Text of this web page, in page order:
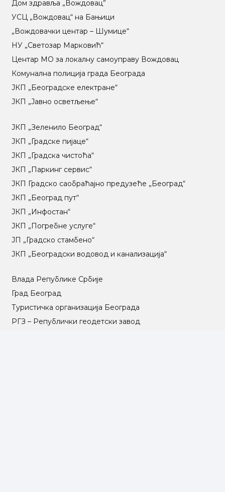
Дом здравља „Вождовац”
УСЦ „Вождовац“ на Бањици
„Вождовачки центар – Шумице“
НУ „Светозар Марковић“
Центар МO за локалну самоуправу Вождовац
Комунална полиција града Београда
ЈКП „Београдске електране“
ЈКП „Јавно осветљење“
ЈКП „Зеленило Београд“
ЈКП „Градске пијаце“
ЈКП „Градска чистоћа“
ЈКП „Паркинг сервис“
ЈКП Градско саобраћајно предузеће „Београд“
ЈКП „Београд пут“
ЈКП „Инфостан“
ЈКП „Погребне услуге“
ЈП „Градско стамбено“
ЈКП „Београдски водовод и канализација“
Влада Републике Србије
Град Београд
Туристичка организација Београда
РГЗ – Републички геодетски завод